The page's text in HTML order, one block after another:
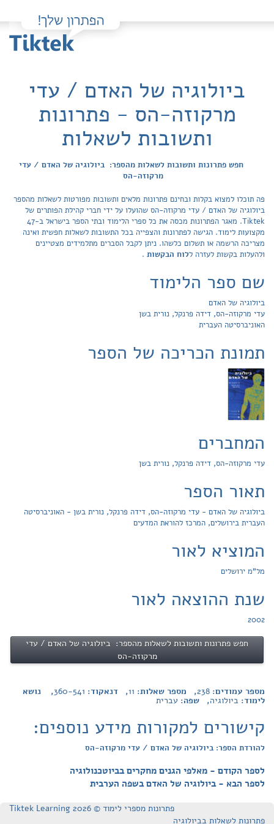
ביולוגיה של האדם / עדי
מרקוזה-הס - פתרונות
ותשובות לשאלות
חפש פתרונות ותשובות לשאלות מהספר: ביולוגיה של האדם / עדי
מרקוזה-הס
פה תוכלו למצוא בקלות ובחינם פתרונות מלאים ותשובות מפורטות לשאלות מהספר
ביולוגיה של האדם / עדי מרקוזה-הס שהועלו על ידי חברי קהילת הפותרים של
Tiktek. מאגר הפתרונות מכסה את כל ספרי הלימוד ובתי הספר בישראל ב-47
מקצועות לימוד. הגישה לפתרונות והצפייה בכל התשובות לשאלות חפשית ואינה
מצריכה הרשמה או תשלום כלשהו. ניתן לקבל הסברים מתלמידים מצטיינים
ולהעלות בקשות לעזרה ללוח הבקשות .
שם ספר הלימוד
ביולוגיה של האדם
עדי מרקוזה-הס, דידה פרנקל, נורית בשן
האוניברסיטה העברית
תמונת הכריכה של הספר
המחברים
עדי מרקוזה-הס, דידה פרנקל, נורית בשן
תאור הספר
ביולוגיה של האדם - עדי מרקוזה-הס, דידה פרנקל, נורית בשן - האוניברסיטה
העברית בירושלים, המרכז להוראת המדעים
המוציא לאור
מל"מ ירושלים
שנת ההוצאה לאור
2002
חפש פתרונות ותשובות לשאלות מהספר: ביולוגיה של האדם / עדי
מרקוזה-הס
מספר עמודים: 238, מספר שאלות: 11, דנאקוד: 360-541, נושא
לימוד: ביולוגיה, שפה: עברית
קישורים למקורות מידע נוספים:
להורדת הספר: ביולוגיה של האדם / עדי מרקוזה-הס
לספר הקודם - מאלפי הגנים מחקרים בביוטכנולוגיה
לספר הבא - ביולוגיה של האדם בשפה הערבית
פתרונות מספרי לימוד © Tiktek Learning 2026
פתרונות לשאלות בביולוגיה